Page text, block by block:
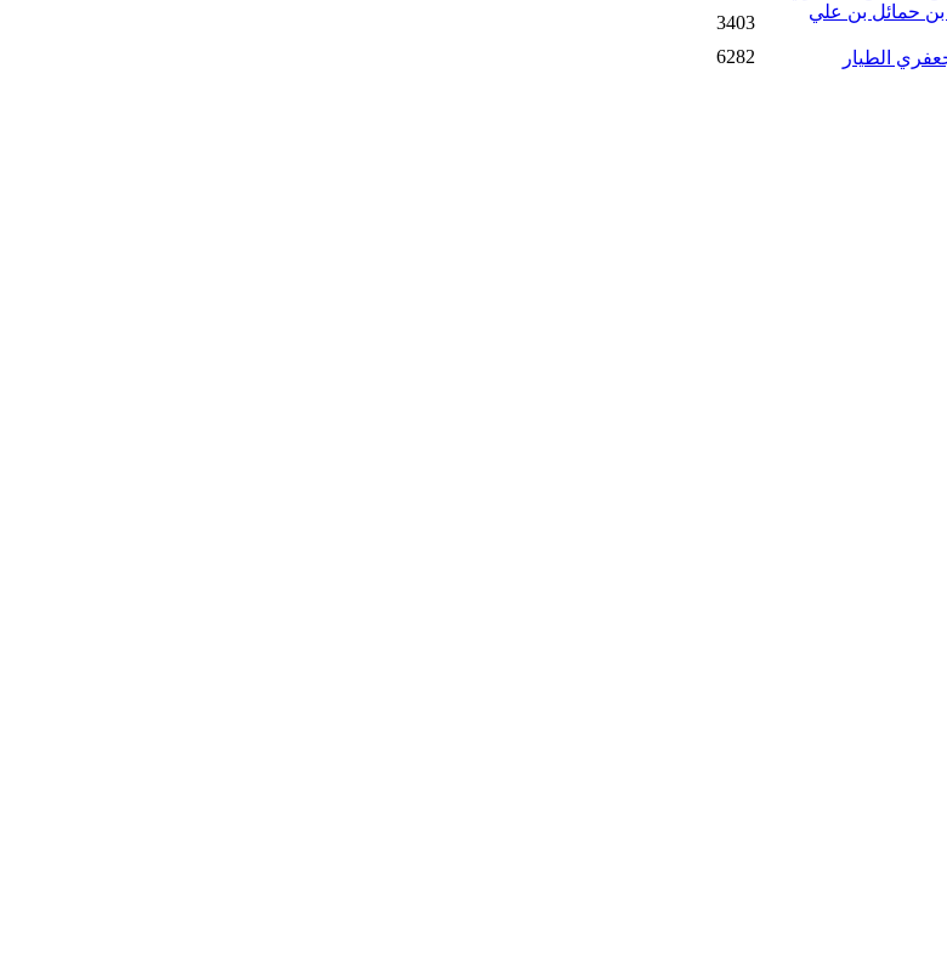
بن حمائل بن علي
3403
الطيار 6282